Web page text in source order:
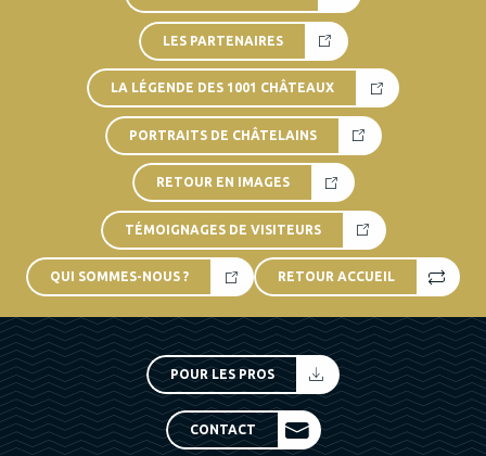
LES PARTENAIRES
LA LÉGENDE DES 1001 CHÂTEAUX
PORTRAITS DE CHÂTELAINS
RETOUR EN IMAGES
TÉMOIGNAGES DE VISITEURS
QUI SOMMES-NOUS ? RETOUR ACCUEIL
POUR LES PROS
CONTACT